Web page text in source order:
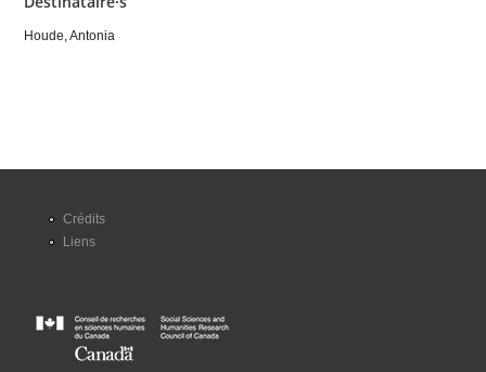
Houde, Antonia
Crédits
Liens